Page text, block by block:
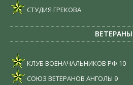
СТУДИЯ ГРЕКОВА
ВЕТЕРАНЫ
КЛУБ ВОЕНАЧАЛЬНИКОВ РФ 10
СОЮЗ ВЕТЕРАНОВ АНГОЛЫ 9